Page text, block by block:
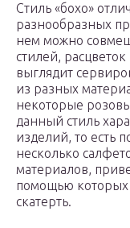
Стиль «бохо»
разнообразных
нем можно
стилей,
выглядит
из разных
некоторые
данный стиль
изделий, то есть
несколько
материалов,
помощью
скатерть.